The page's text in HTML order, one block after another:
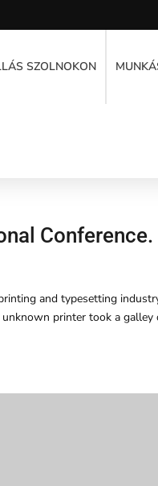
SZOLNOKON
Conference.
and typesetting
printer took a